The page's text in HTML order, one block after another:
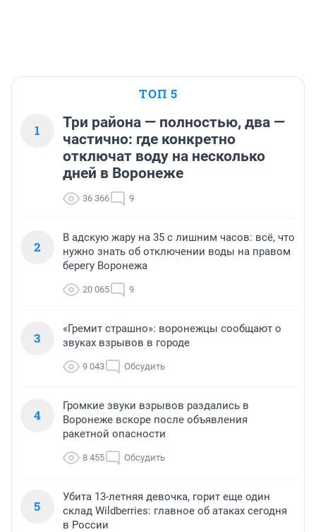
ТОП 5
1
Три района — полностью, два —
частично: где конкретно
отключат воду на несколько
дней в Воронеже
36 366 9
2
В адскую жару на 35 с лишним часов: всё, что
нужно знать об отключении воды на правом
берегу Воронежа
20 065 9
3
«Гремит страшно»: воронежцы сообщают о
звуках взрывов в городе
9 043 Обсудить
4
Громкие звуки взрывов раздались в
Воронеже вскоре после объявления
ракетной опасности
8 455 Обсудить
5
Убита 13-летняя девочка, горит еще один
склад Wildberries: главное об атаках сегодня
в России